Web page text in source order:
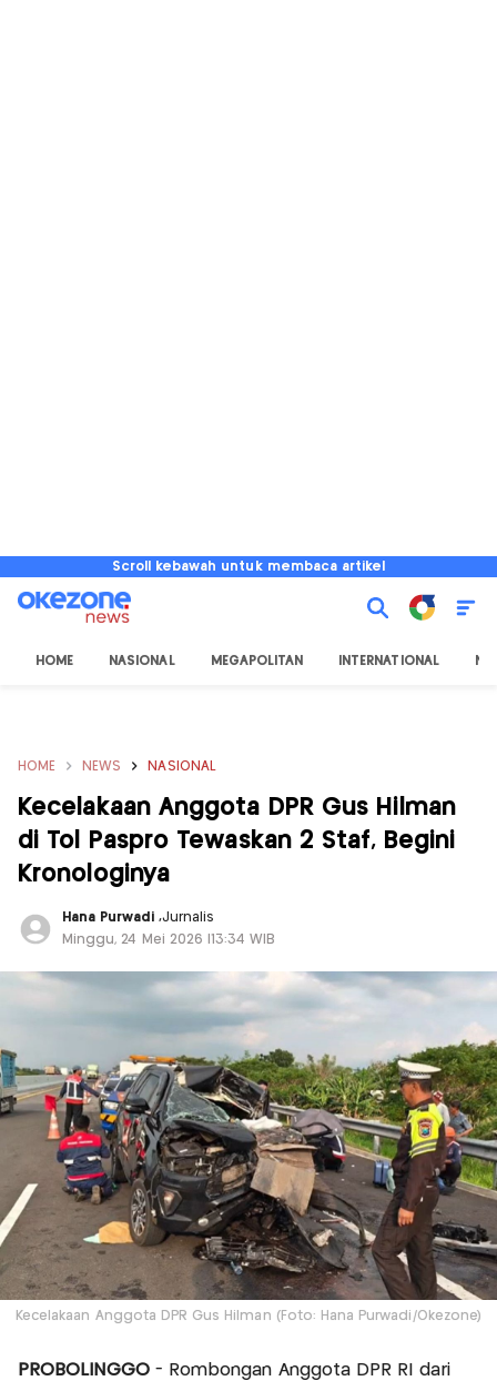
Scroll kebawah untuk membaca artikel
HOME NASIONAL MEGAPOLITAN INTERNATIONAL
HOME NEWS NASIONAL
Kecelakaan Anggota DPR Gus Hilman
di Tol Paspro Tewaskan 2 Staf, Begini
Kronologinya
Hana Purwadi ,Jurnalis
Minggu, 24 Mei 2026 |13:34 WIB
Kecelakaan Anggota DPR Gus Hilman (Foto: Hana Purwadi/Okezone)
PROBOLINGGO- Rombongan Anggota DPR RI dari